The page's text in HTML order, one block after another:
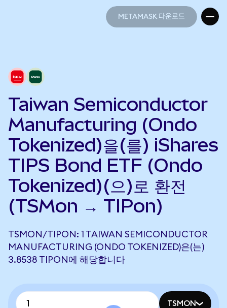
METAMASK 다운로드
Taiwan Semiconductor
Manufacturing (Ondo
Tokenized)을(를) iShares
TIPS Bond ETF (Ondo
Tokenized)(으)로 환전
(TSMon → TIPon)
TSMON/TIPON: 1 TAIWAN SEMICONDUCTOR
MANUFACTURING (ONDO TOKENIZED)은(는)
3.8538 TIPON에 해당합니다
TSMON